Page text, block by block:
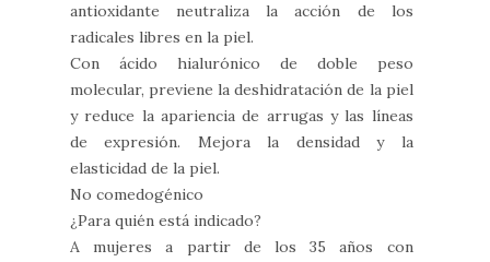
antioxidante neutraliza la acción de los
radicales libres en la piel.
Con ácido hialurónico de doble peso
molecular, previene la deshidratación de la piel
y reduce la apariencia de arrugas y las líneas
de expresión. Mejora la densidad y la
elasticidad de la piel.
No comedogénico
¿Para quién está indicado?
A mujeres a partir de los 35 años con